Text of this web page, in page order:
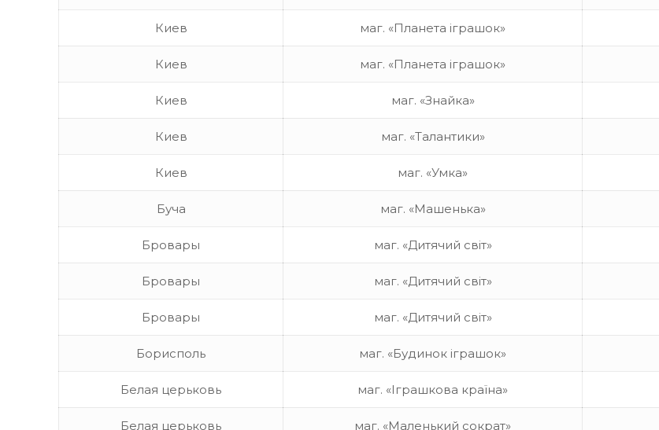
Киев маг. «Планета іграшок»
Киев маг. «Планета іграшок»
Киев маг. «Знайка»
Киев маг. «Талантики»
Киев маг. «Умка»
Буча маг. «Машенька»
Бровары маг. «Дитячий світ»
Бровары маг. «Дитячий світ»
Бровары маг. «Дитячий світ»
Борисполь маг. «Будинок іграшок»
Белая церьковь маг. «Іграшкова країна»
Белая церьковь маг. «Маленький сократ»